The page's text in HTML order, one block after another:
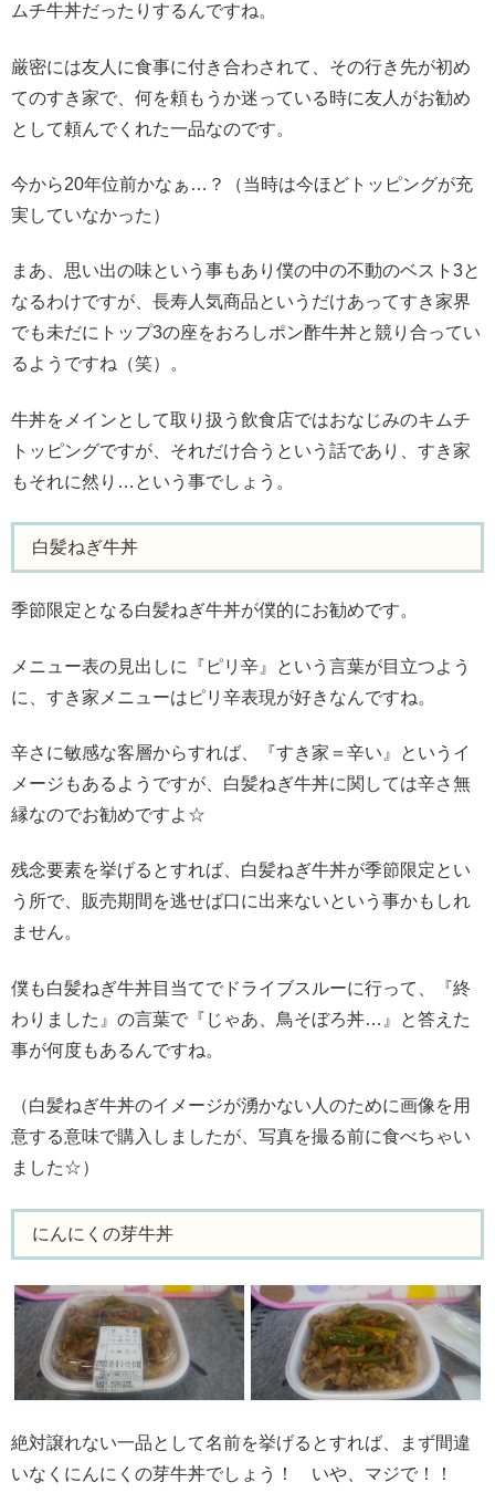
ムチ牛丼だったりするんですね。
厳密には友人に食事に付き合わされて、その行き先が初め
てのすき家で、何を頼もうか迷っている時に友人がお勧め
として頼んでくれた一品なのです。
今から20年位前かなぁ…？（当時は今ほどトッピングが充
実していなかった）
まあ、思い出の味という事もあり僕の中の不動のベスト3と
なるわけですが、長寿人気商品というだけあってすき家界
でも未だにトップ3の座をおろしポン酢牛丼と競り合ってい
るようですね（笑）。
牛丼をメインとして取り扱う飲食店ではおなじみのキムチ
トッピングですが、それだけ合うという話であり、すき家
もそれに然り…という事でしょう。
白髪ねぎ牛丼
季節限定となる白髪ねぎ牛丼が僕的にお勧めです。
メニュー表の見出しに『ピリ辛』という言葉が目立つよう
に、すき家メニューはピリ辛表現が好きなんですね。
辛さに敏感な客層からすれば、『すき家＝辛い』というイ
メージもあるようですが、白髪ねぎ牛丼に関しては辛さ無
縁なのでお勧めですよ☆
残念要素を挙げるとすれば、白髪ねぎ牛丼が季節限定とい
う所で、販売期間を逃せば口に出来ないという事かもしれ
ません。
僕も白髪ねぎ牛丼目当てでドライブスルーに行って、『終
わりました』の言葉で『じゃあ、鳥そぼろ丼…』と答えた
事が何度もあるんですね。
（白髪ねぎ牛丼のイメージが湧かない人のために画像を用
意する意味で購入しましたが、写真を撮る前に食べちゃい
ました☆）
にんにくの芽牛丼
絶対譲れない一品として名前を挙げるとすれば、まず間違
いなくにんにくの芽牛丼でしょう！ いや、マジで！！